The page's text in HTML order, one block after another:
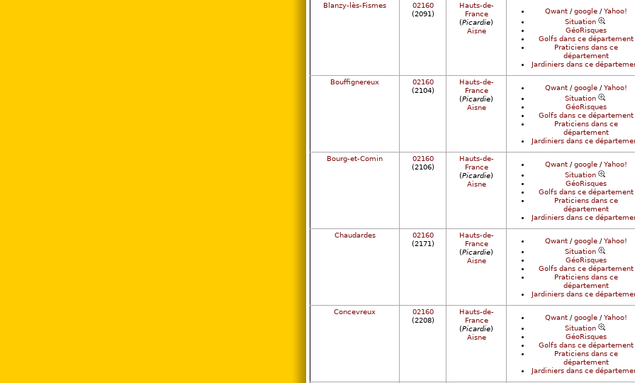
Blanzy-lès-Fismes
02160
(2091)
Hauts-de-
France
(Picardie)
Aisne
Qwant/google/Yahoo!
Situation
GéoRisques
Golfs dans ce département
Praticiens dans ce
département
Jardiniers dans ce
Bouffignereux
02160
(2104)
Hauts-de-
France
(Picardie)
Aisne
Qwant/google/Yahoo!
Situation
GéoRisques
Golfs dans ce département
Praticiens dans ce
département
Jardiniers dans ce
Bourg-et-Comin
02160
(2106)
Hauts-de-
France
(Picardie)
Aisne
Qwant/google/Yahoo!
Situation
GéoRisques
Golfs dans ce département
Praticiens dans ce
département
Jardiniers dans ce
Chaudardes
02160
(2171)
Hauts-de-
France
(Picardie)
Aisne
Qwant/google/Yahoo!
Situation
GéoRisques
Golfs dans ce département
Praticiens dans ce
département
Jardiniers dans ce
Concevreux
02160
(2208)
Hauts-de-
France
(Picardie)
Aisne
Qwant/google/Yahoo!
Situation
GéoRisques
Golfs dans ce département
Praticiens dans ce
département
Jardiniers dans ce